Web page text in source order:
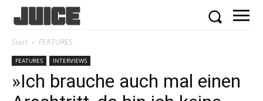
Start FEATURES
FEATURES INTERVIEWS
»Ich brauche auch mal einen